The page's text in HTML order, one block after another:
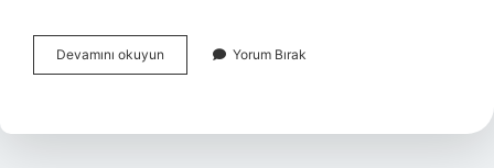
Devamını okuyun Annesine
En
Hangisi
Yorum Bırak